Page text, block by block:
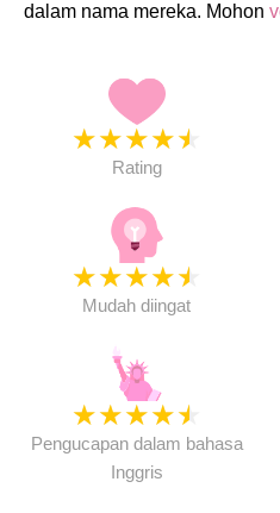
dalam nama mereka. Mohon
★★★★★
Rating
★★★★★
Mudah diingat
★★★★★
Pengucapan dalam bahasa
Inggris